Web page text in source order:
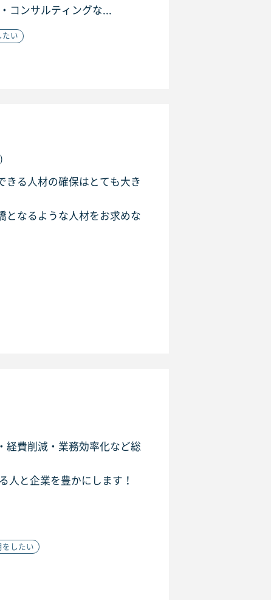
コンサルティングな...
たい
きる人材の確保はとても大き
となるような人材をお求めな
経費削減・業務効率化など総
と企業を豊かにします！
をしたい